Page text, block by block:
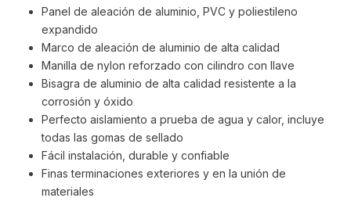
Panel de aleación de aluminio, PVC y poliestileno
expandido
Marco de aleación de aluminio de alta calidad
Manilla de nylon reforzado con cilindro con llave
Bisagra de aluminio de alta calidad resistente a la
corrosión y óxido
Perfecto aislamiento a prueba de agua y calor, incluye
todas las gomas de sellado
Fácil instalación, durable y confiable
Finas terminaciones exteriores y en la unión de
materiales